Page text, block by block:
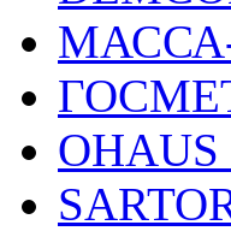
OHAUS